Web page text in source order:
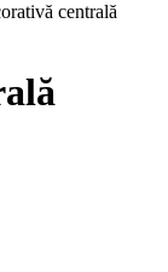
centrală